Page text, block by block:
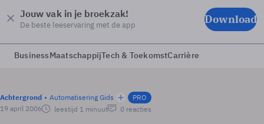
Jouw vak in je broekzak!
De beste leeservaring met de app Download
BusinessMaatschappijTech & ToekomstCarrière
Achtergrond Automatisering Gids
PRO
19 april 2006
leestijd 1 minuut 0 reacties